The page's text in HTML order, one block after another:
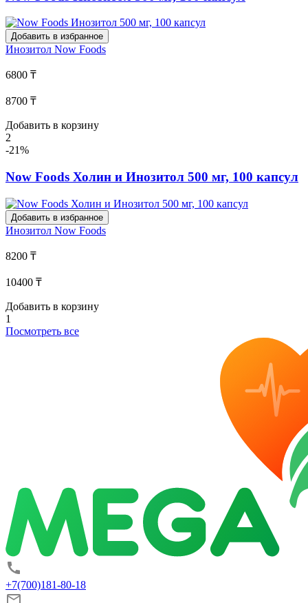
Добавить в избранное
Инозитол Now Foods
6800 ₸
8700 ₸
Добавить в корзину
2
-21%
Now Foods Холин и Инозитол 500 мг, 100 капсул
Добавить в избранное
Инозитол Now Foods
8200 ₸
10400 ₸
Добавить в корзину
1
Посмотреть все
+7(700)181-80-18